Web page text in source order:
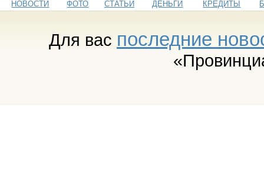
НОВОСТИ ФОТО СТАТЬИ ДЕНЬГИ КРЕДИТЫ
Для вас последние